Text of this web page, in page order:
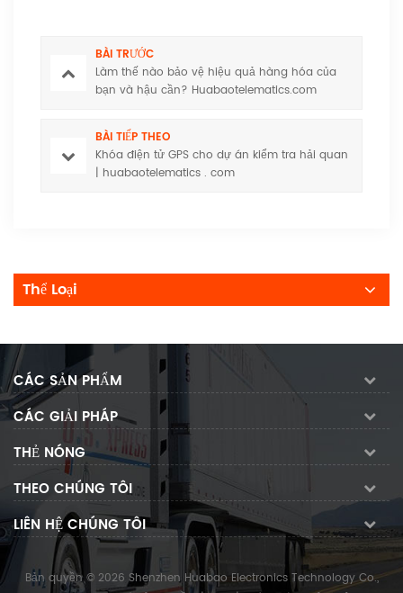
BÀI TRƯỚC
Làm thế nào bảo vệ hiệu quả hàng hóa của
bạn và hậu cần? Huabaotelematics.com
BÀI TIẾP THEO
Khóa điện tử GPS cho dự án kiểm tra hải quan
| huabaotelematics . com
Thể Loại
CÁC SẢN PHẨM
CÁC GIẢI PHÁP
THẺ NÓNG
THEO CHÚNG TÔI
LIÊN HỆ CHÚNG TÔI
Bản quyền © 2026 Shenzhen Huabao Electronics Technology Co.,